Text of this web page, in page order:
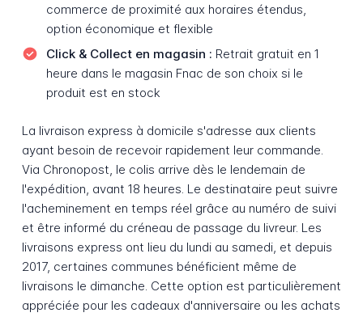
commerce de proximité aux horaires étendus,
option économique et flexible
Click & Collect en magasin : Retrait gratuit en 1
heure dans le magasin Fnac de son choix si le
produit est en stock
La livraison express à domicile s'adresse aux clients
ayant besoin de recevoir rapidement leur commande.
Via Chronopost, le colis arrive dès le lendemain de
l'expédition, avant 18 heures. Le destinataire peut suivre
l'acheminement en temps réel grâce au numéro de suivi
et être informé du créneau de passage du livreur. Les
livraisons express ont lieu du lundi au samedi, et depuis
2017, certaines communes bénéficient même de
livraisons le dimanche. Cette option est particulièrement
appréciée pour les cadeaux d'anniversaire ou les achats